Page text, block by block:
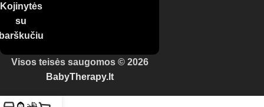
Kojinytės
su
Visos teisės saugomos © 2026
BabyTherapy.lt